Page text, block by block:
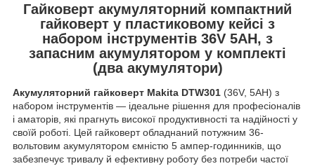
Гайковерт акумуляторний компактний
гайковерт у пластиковому кейсі з
набором інструментів 36V 5AH, з
запасним акумулятором у комплекті
(два акумулятори)
Акумуляторний гайковерт Makita DTW301 (36V, 5AH) з
набором інструментів — ідеальне рішення для професіоналів
і аматорів, які прагнуть високої продуктивності та надійності у
своїй роботі. Цей гайковерт обладнаний потужним 36-
вольтовим акумулятором ємністю 5 ампер-годинників, що
забезпечує тривалу й ефективну роботу без потреби частої